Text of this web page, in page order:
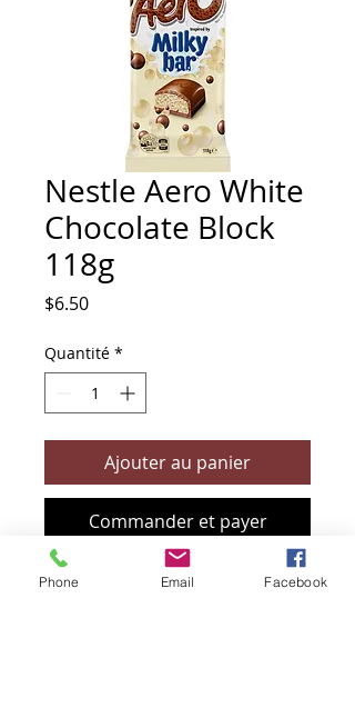
Nestle Aero White
Chocolate Block
118g
$6.50Prix
Quantité *
Ajouter au panier
Commander et payer
Phone Email Facebook